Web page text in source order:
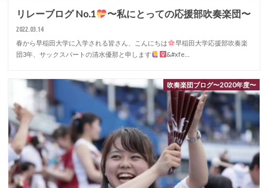
リレーブログ No.1 〜私にとっての応援部吹奏楽団〜
2022.03.14
春から早稲田大学に入学される皆さん、こんにちは
早稲田大学応援部吹奏楽
団3年、サックスパートの清水優那と申します‍‍
&#xfe…
吹奏楽団ブログ〜2020年度〜